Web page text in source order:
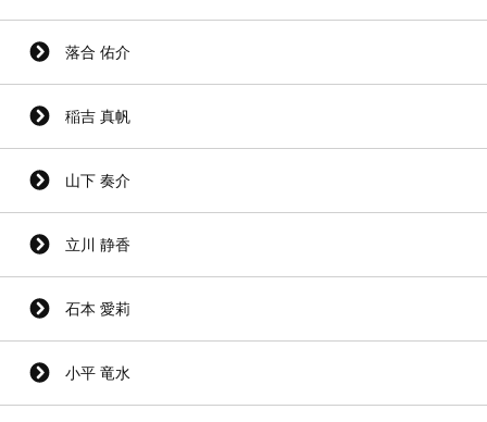
落合 佑介
稲吉 真帆
山下 奏介
立川 静香
石本 愛莉
小平 竜水